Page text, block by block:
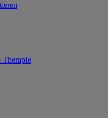
Therapie